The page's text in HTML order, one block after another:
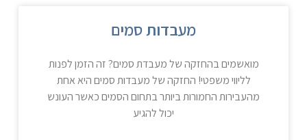
מעבדות סמים
מואשמים בהחזקה של מעבדת סמים? זה הזמן לפנות
לליווי משפטי! החזקה של מעבדות סמים היא אחת
מהעבירות החמורות ביותר בתחום הסמים כאשר העונש
יכול להגיע